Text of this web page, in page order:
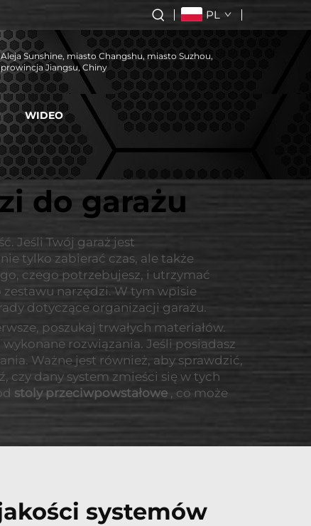
PL
Aleja Sunshine, miasto Changshu, miasto Suzhou,
prowincja Jiangsu, Chiny
WIDEO
do garażu
Jeśli Twój garaż jest
tylko zabierać czas, ale także
czego potrzebujesz, i utrzymać
narzędzi. W tym wpisie
dotyczące organizacji garażu.
poszukaj trwałych materiałów.
rozwiązania. Jeśli posiadasz
Ważne jest również, aby sprawdzić,
czy dany system zmieści się w tych
stoly przeciwpowstałowe , co może
systemów